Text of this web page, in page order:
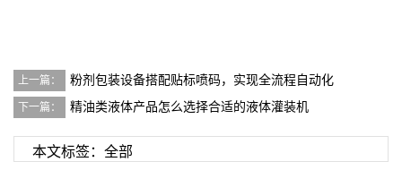
上一篇： 粉剂包装设备搭配贴标喷码，实现全流程自动化
下一篇： 精油类液体产品怎么选择合适的液体灌装机
本文标签： 全部